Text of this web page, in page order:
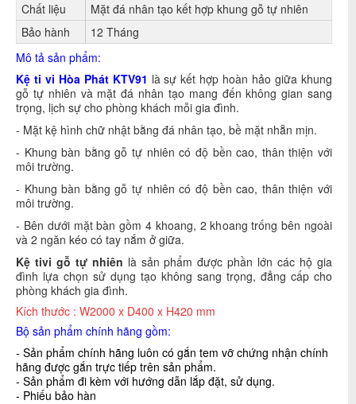
Chất liệu
Mặt đá nhân tạo kết hợp khung gỗ tự nhiên
Bảo hành
12 Tháng
Mô tả sản phẩm:
Kệ ti vi Hòa Phát KTV91 là sự kết hợp hoàn hảo giữa khung
gỗ tự nhiên và mặt đá nhân tạo mang đến không gian sang
trọng, lịch sự cho phòng khách mỗi gia đình.
- Mặt kệ hình chữ nhật bằng đá nhân tạo, bề mặt nhẵn mịn.
- Khung bàn bằng gỗ tự nhiên có độ bền cao, thân thiện với
môi trường.
- Khung bàn bằng gỗ tự nhiên có độ bền cao, thân thiện với
môi trường.
- Bên dưới mặt bàn gồm 4 khoang, 2 khoang trống bên ngoài
và 2 ngăn kéo có tay nắm ở giữa.
Kệ tivi gỗ tự nhiên là sản phẩm được phần lớn các hộ gia
đình lựa chọn sử dụng tạo không sang trọng, đẳng cấp cho
phòng khách gia đình.
Kích thước : W2000 x D400 x H420 mm
Bộ sản phẩm chính hãng gồm:
- Sản phẩm chính hãng luôn có gắn tem vỡ chứng nhận chính
hãng được gắn trực tiếp trên sản phẩm.
- Sản phẩm đi kèm với hướng dẫn lắp đặt, sử dụng.
- Phiếu bảo hàn